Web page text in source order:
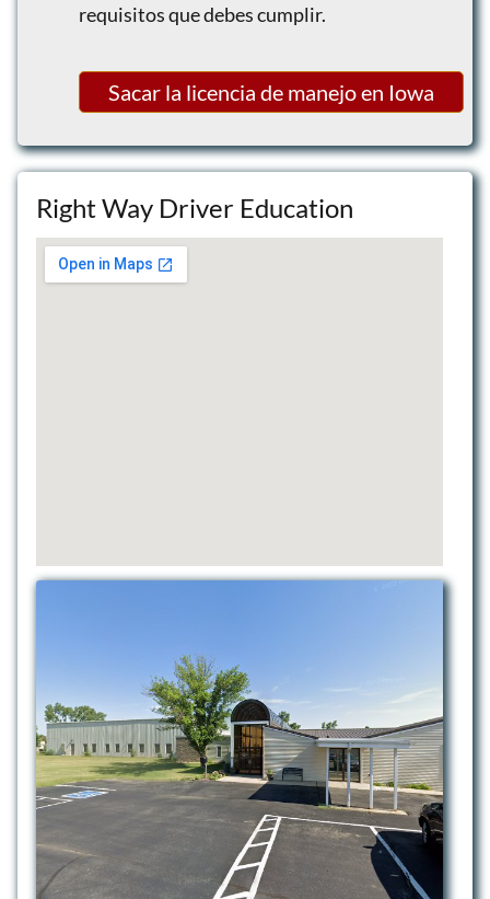
requisitos que debes cumplir.
Sacar la licencia de manejo en Iowa
Right Way Driver Education